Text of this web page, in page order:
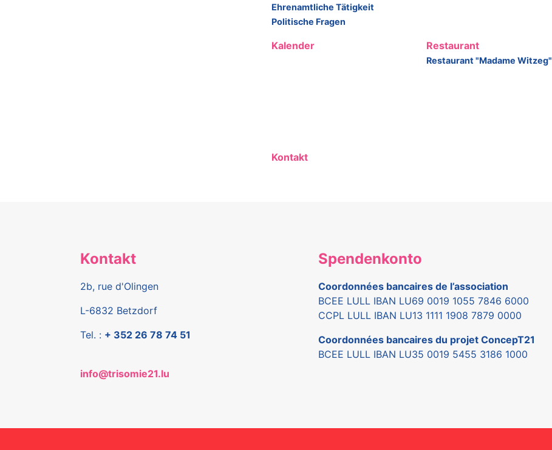
Ehrenamtliche Tätigkeit
Politische Fragen
Kalender Restaurant
Restaurant "Madame Witzeg"
Kontakt
Kontakt
2b, rue d'Olingen
L-6832 Betzdorf
Tel. : + 352 26 78 74 51
info@trisomie21.lu
Spendenkonto
Coordonnées bancaires de l’association
BCEE LULL IBAN LU69 0019 1055 7846 6000
CCPL LULL IBAN LU13 1111 1908 7879 0000
Coordonnées bancaires du projet ConcepT21
BCEE LULL IBAN LU35 0019 5455 3186 1000